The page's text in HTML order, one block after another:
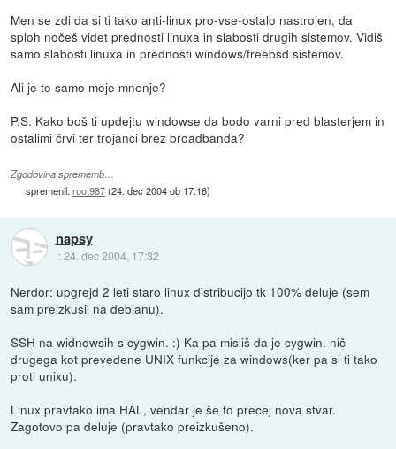
Men se zdi da si ti tako anti-linux pro-vse-ostalo nastrojen, da
sploh nočeš videt prednosti linuxa in slabosti drugih sistemov. Vidiš
samo slabosti linuxa in prednosti windows/freebsd sistemov.
Ali je to samo moje mnenje?
P.S. Kako boš ti updejtu windowse da bodo varni pred blasterjem in
ostalimi črvi ter trojanci brez broadbanda?
Zgodovina sprememb…
spremenil:root987(24. dec 2004 ob 17:16)
napsy
::24. dec 2004, 17:32
Nerdor: upgrejd 2 leti staro linux distribucijo tk 100% deluje (sem
sam preizkusil na debianu).
SSH na widnowsih s cygwin. :) Ka pa misliš da je cygwin. nič
drugega kot prevedene UNIX funkcije za windows(ker pa si ti tako
proti unixu).
Linux pravtako ima HAL, vendar je še to precej nova stvar.
Zagotovo pa deluje (pravtako preizkušeno).